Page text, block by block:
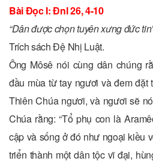
Bài Ðọc I: Ðnl 26, 4-10
“Dân được chọn tuyên xưng đức
Trích sách Ðệ Nhị Luật.
Ông Môsê nói cùng dân chúng
đầu mùa từ tay ngươi và đem đặt
Thiên Chúa ngươi, và ngươi sẽ
Chúa rằng: “Tổ phụ con là
cập và sống ở đó như ngoại kiều
triển thành một dân tộc vĩ đại,